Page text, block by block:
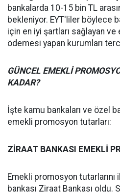
bankalarda 10-15 bin TL
bekleniyor. EYT'liler böylece
için en iyi şartları sağlayan
ödemesi yapan kurumları
GÜNCEL EMEKLİ
KADAR?
İşte kamu bankaları ve özel
emekli promosyon tutarları:
ZİRAAT BANKASI EMEKLİ
Emekli promosyon
bankası Ziraat Bankası oldu.